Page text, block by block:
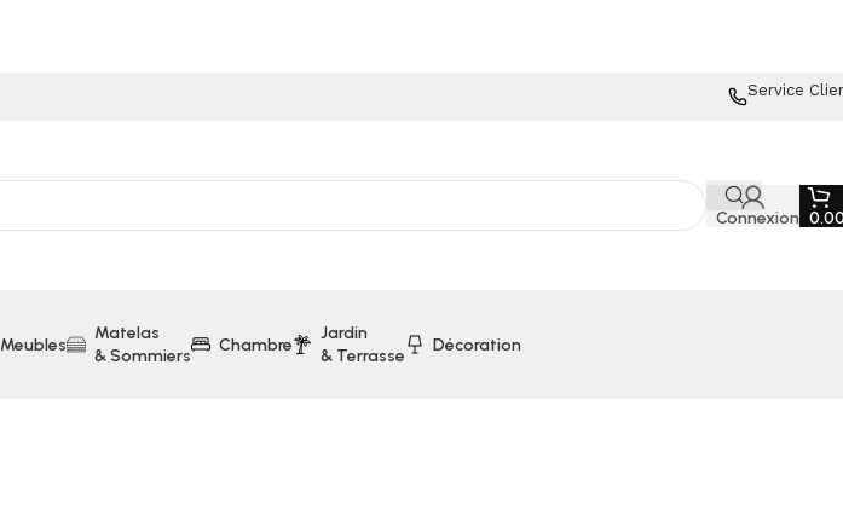
Service
Connexion
Meubles
Matelas
& Sommiers
Chambre
Jardin
& Terrasse
Décoration